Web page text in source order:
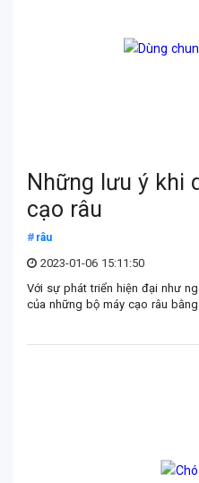
Những lưu ý khi
cạo râu
râu
2023-01-06 15:11:50
Với sự phát triển hiện đại như
của những bộ máy cạo râu